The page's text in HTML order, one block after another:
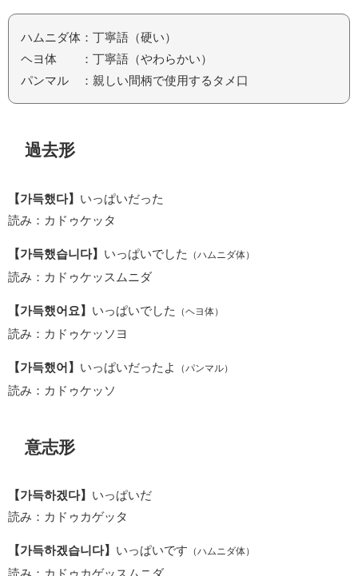
ハムニダ体：丁寧語（硬い）
ヘヨ体 ：丁寧語（やわらかい）
パンマル ：親しい間柄で使用するタメ口
過去形
【가득했다】 いっぱいだった
読み：カドゥケッタ
【가득했습니다】 いっぱいでした （ハムニダ体）
読み：カドゥケッスムニダ
【가득했어요】 いっぱいでした （ヘヨ体）
読み：カドゥケッソヨ
【가득했어】 いっぱいだったよ （パンマル）
読み：カドゥケッソ
意志形
【가득하겠다】 いっぱいだ
読み：カドゥカゲッタ
【가득하겠습니다】 いっぱいです （ハムニダ体）
読み：カドゥカゲッスムニダ